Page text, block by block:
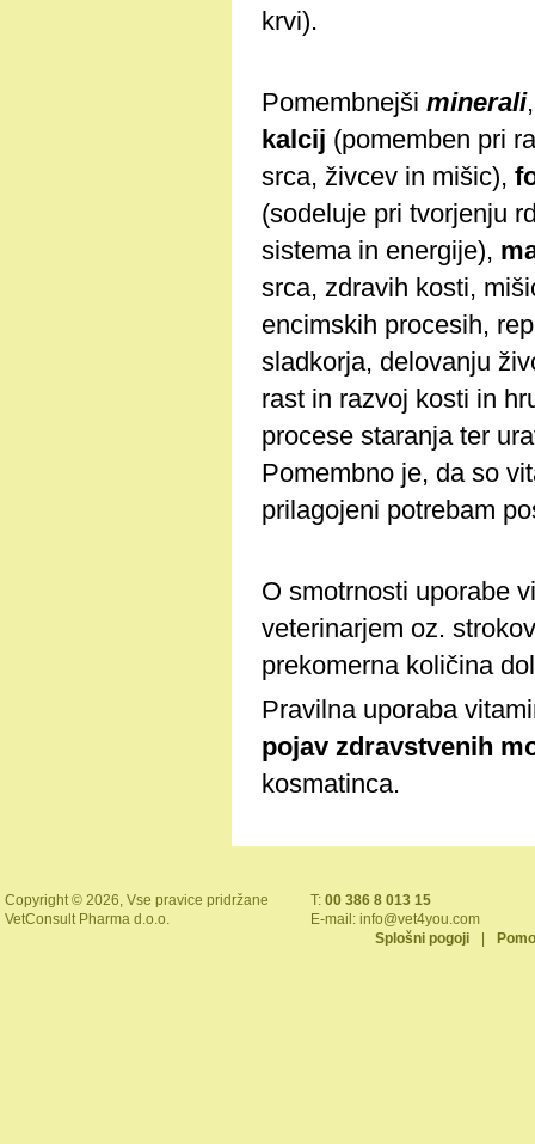
krvi).
Pomembnejši minerali
kalcij (pomemben pri
srca, živcev in mišic),
(sodeluje pri tvorjenju
sistema in energije),
srca, zdravih kosti,
encimskih procesih,
sladkorja, delovanju
rast in razvoj kosti in
procese staranja ter
Pomembno je, da so
prilagojeni potrebam
O smotrnosti uporabe
veterinarjem oz.
prekomerna količina
Pravilna uporaba
pojav zdravstvenih
kosmatinca.
Copyright © 2026, Vse pravice pridržane
VetConsult Pharma d.o.o.
T: 00 386 8 013 15
E-mail: info@vet4you.com
Splošni pogoji